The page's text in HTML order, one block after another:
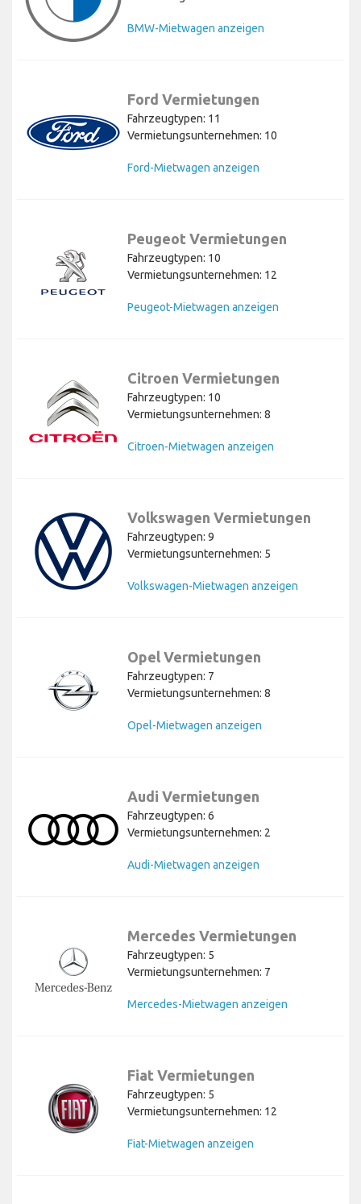
BMW-Mietwagen anzeigen
Ford Vermietungen
Fahrzeugtypen: 11
Vermietungsunternehmen: 10
Ford-Mietwagen anzeigen
Peugeot Vermietungen
Fahrzeugtypen: 10
Vermietungsunternehmen: 12
Peugeot-Mietwagen anzeigen
Citroen Vermietungen
Fahrzeugtypen: 10
Vermietungsunternehmen: 8
Citroen-Mietwagen anzeigen
Volkswagen Vermietungen
Fahrzeugtypen: 9
Vermietungsunternehmen: 5
Volkswagen-Mietwagen anzeigen
Opel Vermietungen
Fahrzeugtypen: 7
Vermietungsunternehmen: 8
Opel-Mietwagen anzeigen
Audi Vermietungen
Fahrzeugtypen: 6
Vermietungsunternehmen: 2
Audi-Mietwagen anzeigen
Mercedes Vermietungen
Fahrzeugtypen: 5
Vermietungsunternehmen: 7
Mercedes-Mietwagen anzeigen
Fiat Vermietungen
Fahrzeugtypen: 5
Vermietungsunternehmen: 12
Fiat-Mietwagen anzeigen